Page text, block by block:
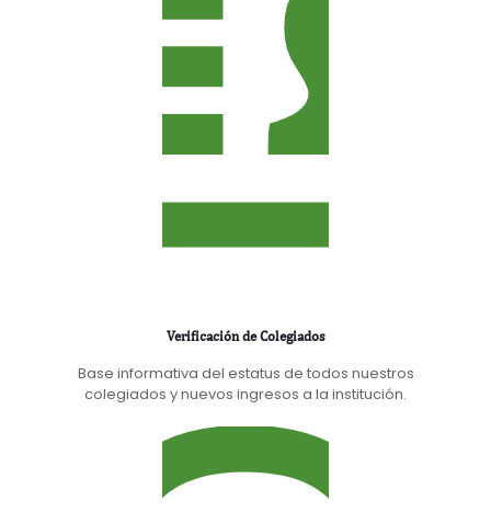
Verificación de Colegiados
Base informativa del estatus de todos nuestros
colegiados y nuevos ingresos a la institución.